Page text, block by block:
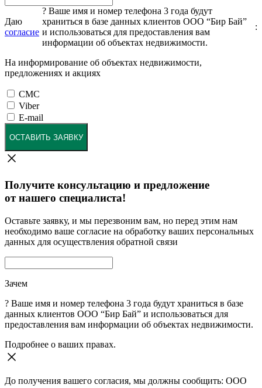
Даю
согласие
? Ваше имя и номер телефона 3 года будут
храниться в базе данных клиентов ООО “Бир Бай”
и использоваться для предоставления вам
информации об объектах недвижимости.
:
На информирование об объектах недвижимости,
предложениях и акциях
СМС
Viber
E-mail
ОСТАВИТЬ ЗАЯВКУ
Получите консультацию и предложение
от нашего специалиста!
Оставьте заявку, и мы перезвоним вам, но перед этим нам
необходимо ваше согласие на обработку ваших персональных
данных для осуществления обратной связи
Зачем
? Ваше имя и номер телефона 3 года будут храниться в базе
данных клиентов ООО “Бир Бай” и использоваться для
предоставления вам информации об объектах недвижимости.
Подробнее о ваших правах.
До получения вашего согласия, мы должны сообщить: ООО